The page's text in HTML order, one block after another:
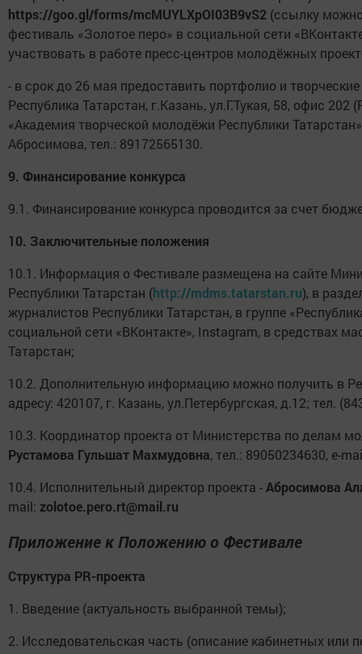
https://goo.gl/forms/mcMUYLXpOI03B9vS2 (ссылку
фестиваль «Золотое перо» в социальной сети
участвовать в работе пресс-центров молодёжных
- в срок до 26 мая предоставить портфолио и
Республика Татарстан, г.Казань, ул.Г.Тукая, 58, офис
«Академия творческой молодёжи Республики
Абросимова, тел.: 89172565130.
9. Финансирование конкурса
9.1. Финансирование конкурса проводится за счет
10. Заключительные положения
10.1. Информация о Фестивале размещена на сайте
Республики Татарстан (http://mdms.tatarstan.ru), в
журналистов Республики Татарстан, в группе
социальной сети «ВКонтакте», Instagram, в средствах
Татарстан;
10.2. Дополнительную информацию можно получить в
адресу: 420107, г. Казань, ул.Петербургская, д.12; тел.
10.3. Координатор проекта от Министерства по делам
Рустамова Гульшат Махмудовна, тел.: 89050234630, e-
10.4. Исполнительный директор проекта -Абросимова
mail: zolotoe.pero.rt@mail.ru
Приложение к Положению о Фестивале
Структура PR-проекта
1. Введение (актуальность выбранной темы);
2. Исследовательская часть (описание кабинетных или